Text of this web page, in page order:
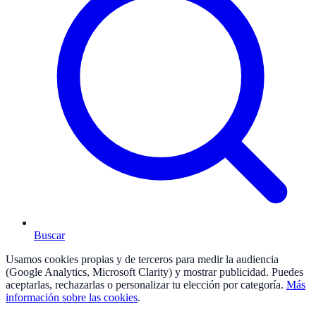
Buscar
Usamos cookies propias y de terceros para medir la audiencia
(Google Analytics, Microsoft Clarity) y mostrar publicidad. Puedes
aceptarlas, rechazarlas o personalizar tu elección por categoría. Más
información sobre las cookies.